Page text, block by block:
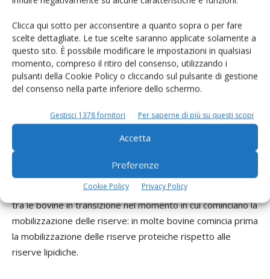
Clicca qui sotto per acconsentire a quanto sopra o per fare
scelte dettagliate. Le tue scelte saranno applicate solamente a
questo sito. È possibile modificare le impostazioni in qualsiasi
momento, compreso il ritiro del consenso, utilizzando i
pulsanti della Cookie Policy o cliccando sul pulsante di gestione
del consenso nella parte inferiore dello schermo.
Gestisci 1378 fornitori Per saperne di più su questi scopi
Accetta
Preferenze
Cookie Policy Privacy Policy
È stato calcolato che nei primi 7-10 giorni dopo il parto le
bovine ad alta produzione mobilizzano fino a 1000 grammi
al giorno di proteine corporee per coprire il fabbisogno in
aminoacidi e glucosio della mammella. Mobilizzare queste
proteine di riserva prima del parto riduce la quantità che
sarà disponibile dopo il parto.
Questi dati sono confermati anche da recenti ricerche (Van
der Drift et al., 2012), in cui si nota una grande variabilità
tra le bovine in transizione nel momento in cui cominciano la
mobilizzazione delle riserve: in molte bovine comincia prima
la mobilizzazione delle riserve proteiche rispetto alle
riserve lipidiche.